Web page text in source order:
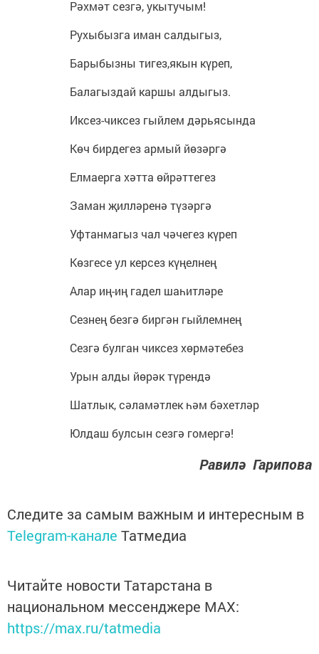
Рәхмәт сезгә, укытучым!
Рухыбызга иман салдыгыз,
Барыбызны тигез,якын күреп,
Балагыздай каршы алдыгыз.
Иксез-чиксез гыйлем дәрьясында
Көч бирдегез армый йөзәргә
Елмаерга хәтта өйрәттегез
Заман җилләренә түзәргә
Уфтанмагыз чал чәчегез күреп
Көзгесе ул керсез күңелнең
Алар иң-иң гадел шаһитләре
Сезнең безгә биргән гыйлемнең
Сезгә булган чиксез хөрмәтебез
Урын алды йөрәк түрендә
Шатлык, сәламәтлек һәм бәхетләр
Юлдаш булсын сезгә гомергә!
Равилә Гарипова
Следите за самым важным и интересным в
Telegram-канале Татмедиа
Читайте новости Татарстана в
национальном мессенджере MАХ:
https://max.ru/tatmedia